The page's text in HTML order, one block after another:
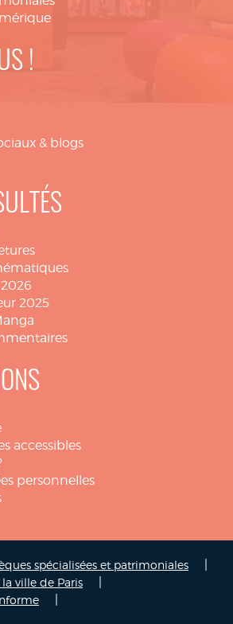
!
& blogs
2025
accessibles
personnelles
spécialisées et patrimoniales
ville de Paris